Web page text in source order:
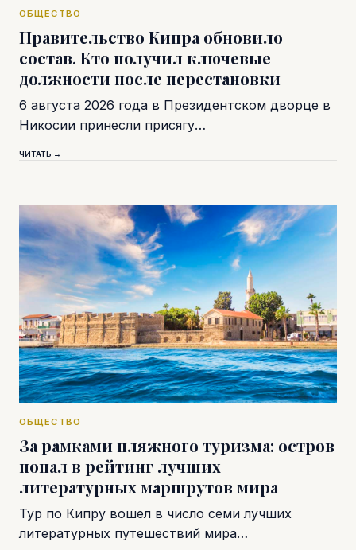
ОБЩЕСТВО
Правительство Кипра обновило
состав. Кто получил ключевые
должности после перестановки
6 августа 2026 года в Президентском дворце в
Никосии принесли присягу…
ЧИТАТЬ →
ОБЩЕСТВО
За рамками пляжного туризма: остров
попал в рейтинг лучших
литературных маршрутов мира
Тур по Кипру вошел в число семи лучших
литературных путешествий мира…